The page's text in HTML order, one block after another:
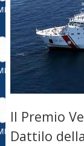
Il Premio
Dattilo